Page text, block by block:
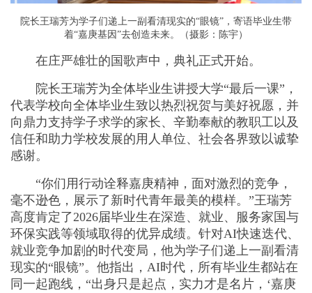
院长王瑞芳为学子们递上一副看清现实的“眼镜”，寄语毕业生带
着“嘉庚基因”去创造未来。（摄影：陈宇）
在庄严雄壮的国歌声中，典礼正式开始。
院长王瑞芳为全体毕业生讲授大学“最后一课”，
代表学校向全体毕业生致以热烈祝贺与美好祝愿，并
向鼎力支持学子求学的家长、辛勤奉献的教职工以及
信任和助力学校发展的用人单位、社会各界致以诚挚
感谢。
“你们用行动诠释嘉庚精神，面对激烈的竞争，
毫不逊色，展示了新时代青年最美的模样。”王瑞芳
高度肯定了2026届毕业生在深造、就业、服务家国与
环保实践等领域取得的优异成绩。针对AI快速迭代、
就业竞争加剧的时代变局，他为学子们递上一副看清
现实的“眼镜”。他指出，AI时代，所有毕业生都站在
同一起跑线，“出身只是起点，实力才是名片，‘嘉庚